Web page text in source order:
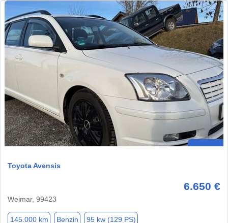
Toyota Avensis
6.650 €
Weimar, 99423
145.000 km Benzin 95 kw (129 PS)